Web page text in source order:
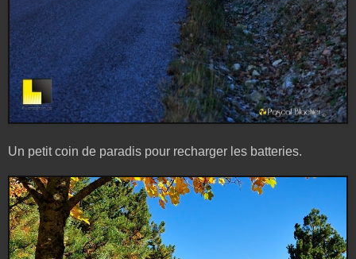
Un petit coin de paradis pour recharger les batteries.